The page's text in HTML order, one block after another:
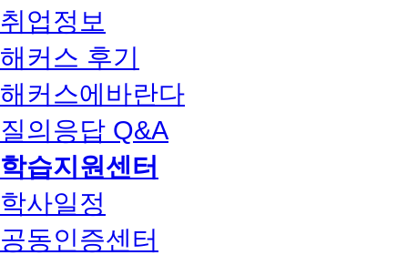
취업정보
해커스 후기
해커스에바란다
질의응답 Q&A
학습지원센터
학사일정
공동인증센터